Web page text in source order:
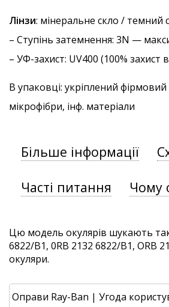
Лінзи: мінеральне скло / темний
– Ступінь затемнення: 3N —
– УФ-захист: UV400 (100% захист
В упаковці: укріплений
мікрофібри, інф. матеріали
Більше інформації
Часті питання Чому
Цю модель окулярів шукають
6822/B1, 0RB 2132 6822/B1, ORB
окуляри.
Оправи Ray-Ban | Угода